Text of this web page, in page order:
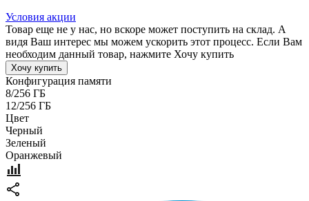
Условия акции
Товар еще не у нас, но вскоре может поступить на склад. А
видя Ваш интерес мы можем ускорить этот процесс. Если Вам
необходим данный товар, нажмите Хочу купить
Хочу купить
Конфигурация памяти
8/256 ГБ
12/256 ГБ
Цвет
Черный
Зеленый
Оранжевый